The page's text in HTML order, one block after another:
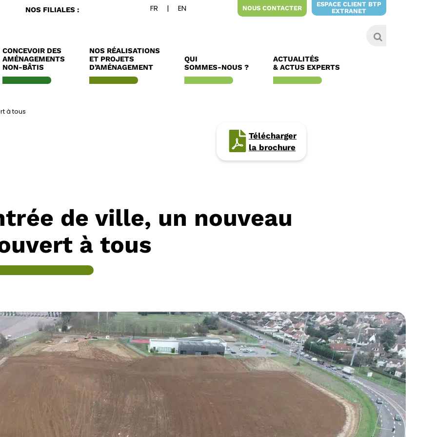
NOS FILIALES : NOUS CONTACTER
ESPACE CLIENT BTP
EXTRANET
CONCEVOIR DES
AMÉNAGEMENTS
NON-BÂTIS
NOS RÉALISATIONS
ET PROJETS
D’AMÉNAGEMENT
QUI
SOMMES-NOUS ?
ACTUALITÉS
& ACTUS EXPERTS
à tous
Télécharger
la brochure
de ville, un nouveau
à tous